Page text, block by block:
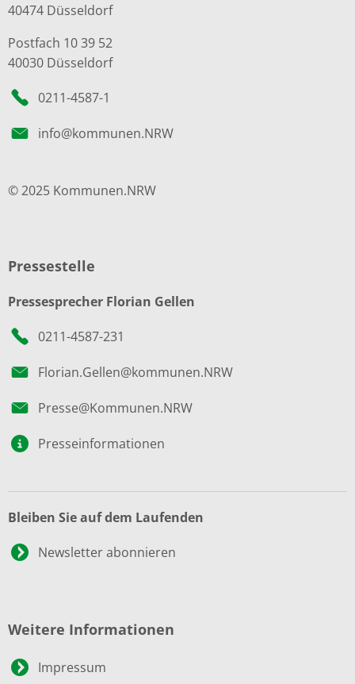
40474 Düsseldorf
Postfach 10 39 52
40030 Düsseldorf
0211-4587-1
info@kommunen.NRW
© 2025 Kommunen.NRW
Pressestelle
Pressesprecher Florian Gellen
0211-4587-231
Florian.Gellen@kommunen.NRW
Presse@Kommunen.NRW
Presseinformationen
Bleiben Sie auf dem Laufenden
Newsletter abonnieren
Weitere Informationen
Impressum